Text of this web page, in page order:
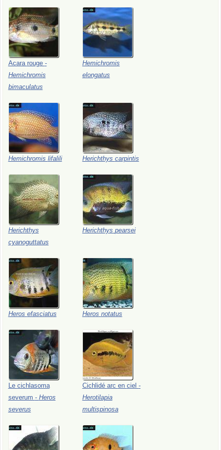
Acara rouge -
Hemichromis
bimaculatus
Hemichromis
elongatus
Hemichromis lifalili Herichthys carpintis
Herichthys
cyanoguttatus
Herichthys pearsei
Heros efasciatus Heros notatus
Le cichlasoma
severum - Heros
severus
Cichlidé arc en ciel -
Herotilapia
multispinosa